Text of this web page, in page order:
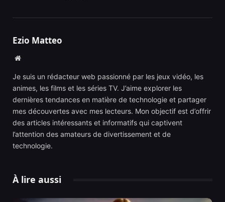
Ezio Matteo
Website
Je suis un rédacteur web passionné par les jeux vidéo, les
animes, les films et les séries TV. J’aime explorer les
dernières tendances en matière de technologie et partager
mes découvertes avec mes lecteurs. Mon objectif est d’offrir
des articles intéressants et informatifs qui captivent
l’attention des amateurs de divertissement et de
technologie.
À lire aussi